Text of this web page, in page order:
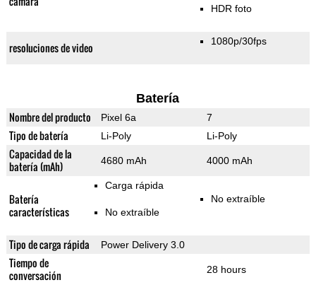
HDR foto
resoluciones de video 1080p/30fps
Batería
Nombre del producto Pixel 6a 7
Tipo de batería Li-Poly Li-Poly
Capacidad de la
batería (mAh)
4680 mAh 4000 mAh
Batería
características
Carga rápida
No extraíble
No extraíble
Tipo de carga rápida Power Delivery 3.0
Tiempo de
conversación
28 hours